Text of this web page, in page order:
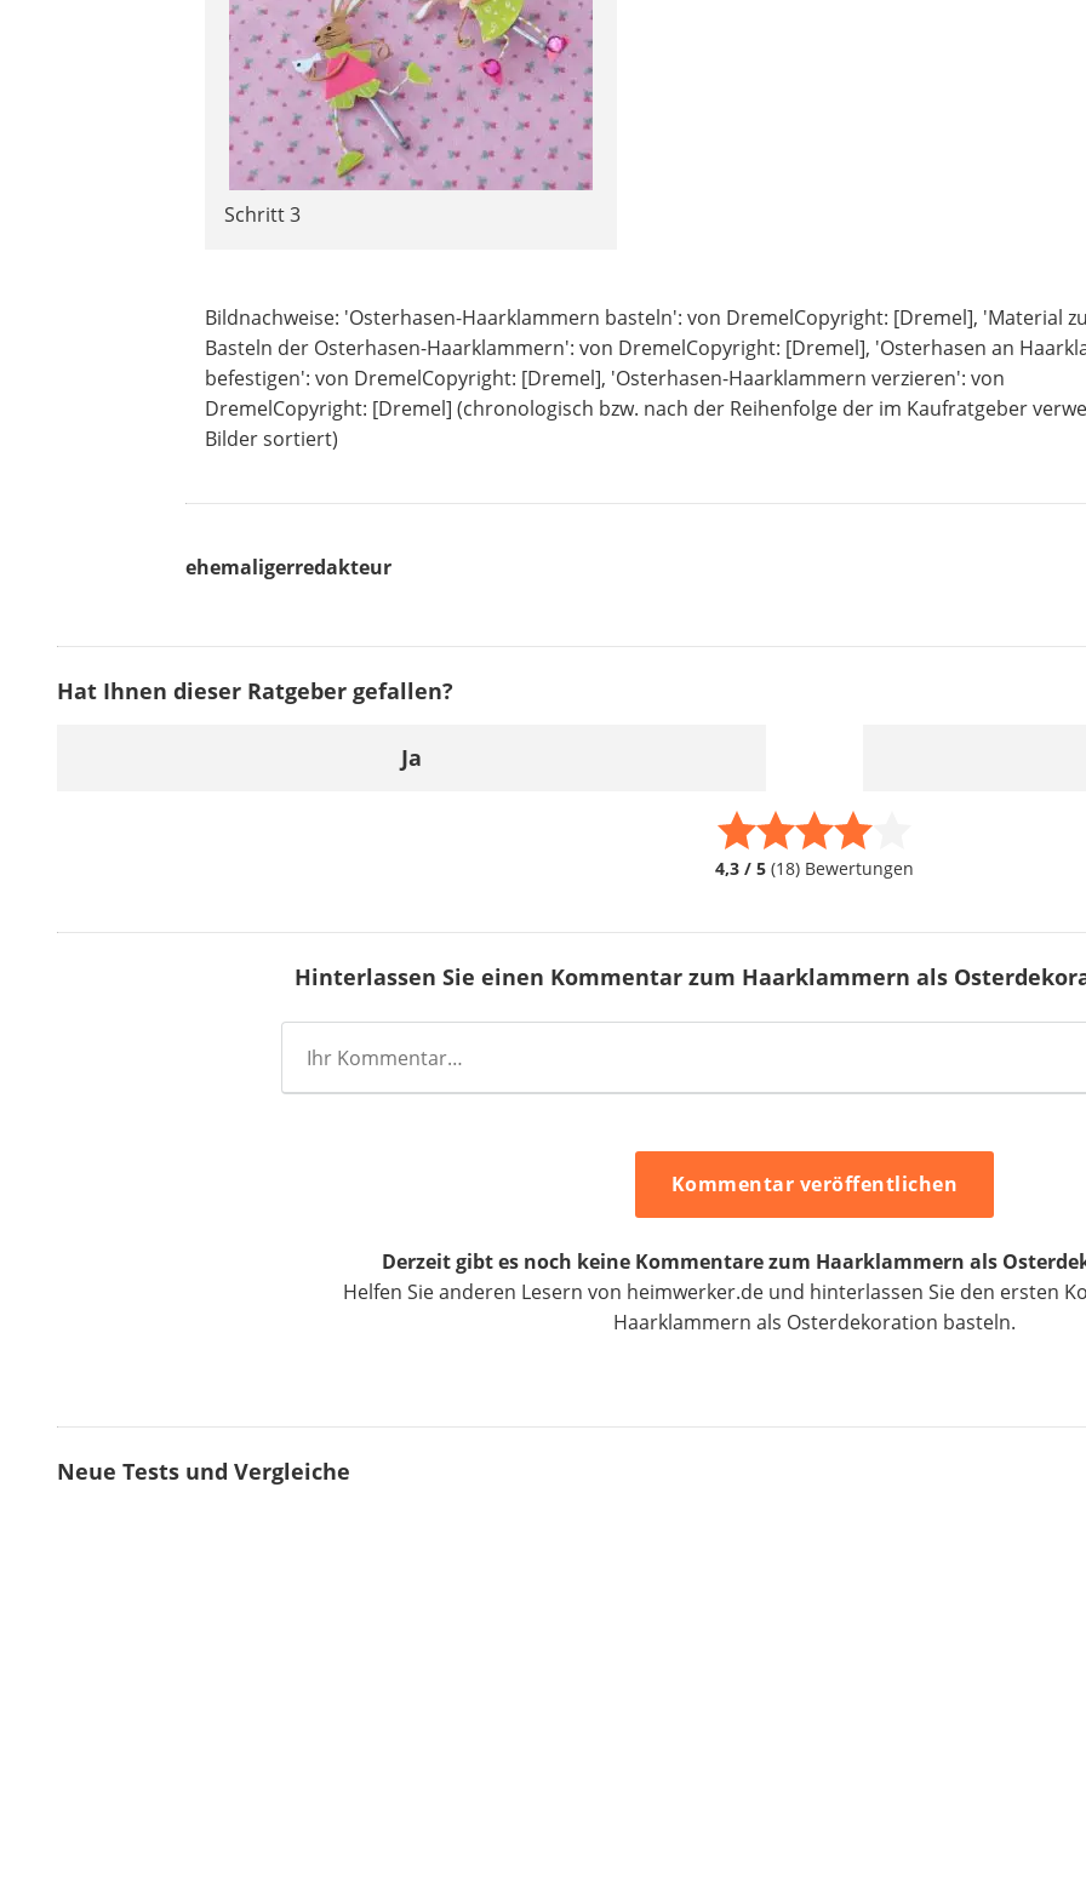
Schritt 3
Bildnachweise: 'Osterhasen-Haarklammern basteln': von DremelCopyright: [Dremel], 'Material
Basteln der Osterhasen-Haarklammern': von DremelCopyright: [Dremel], 'Osterhasen an
befestigen': von DremelCopyright: [Dremel], 'Osterhasen-Haarklammern verzieren': von
DremelCopyright: [Dremel] (chronologisch bzw. nach der Reihenfolge der im Kaufratgeber
Bilder sortiert)
ehemaligerredakteur
Hat Ihnen dieser Ratgeber gefallen?
Ja
4,3 / 5 (18) Bewertungen
Hinterlassen Sie einen Kommentar zum Haarklammern als
Kommentar veröffentlichen
Derzeit gibt es noch keine Kommentare zum Haarklammern als
Helfen Sie anderen Lesern von heimwerker.de und hinterlassen Sie den ersten
Haarklammern als Osterdekoration basteln.
Neue Tests und Vergleiche